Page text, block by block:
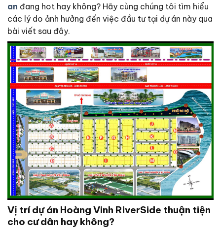
an đang hot hay không? Hãy cùng chúng tôi tìm hiểu
các lý do ảnh hưởng đến việc đầu tư tại dự án này qua
bài viết sau đây.
Vị trí dự án Hoàng Vinh RiverSide thuận tiện
cho cư dân hay không?